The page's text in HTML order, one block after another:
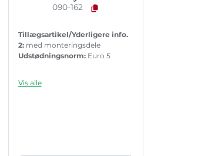
090-162
Tillægsartikel/Yderligere info.
2:med monteringsdele
Udstødningsnorm:Euro 5
Vis alle